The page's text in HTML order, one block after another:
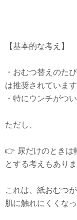
【基本的な考え】
・おむつ替えのた
は推奨されています
・特にウンチがつ
ただし、
👉 尿だけのときは
とする考えもあり
これは、紙おむつ
肌に触れにくくな